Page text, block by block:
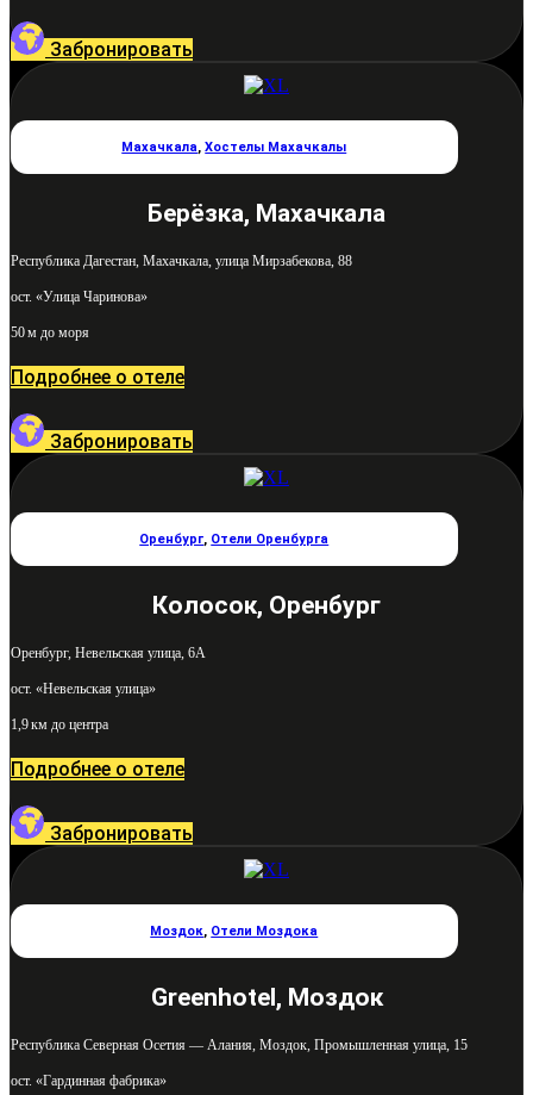
Забронировать
Махачкала,Хостелы Махачкалы
Берёзка, Махачкала
Республика Дагестан, Махачкала, улица Мирзабекова, 88
ост. «Улица Чаринова»
50 м до моря
Подробнее о отеле
Забронировать
Оренбург, Отели Оренбурга
Колосок, Оренбург
Оренбург, Невельская улица, 6А
ост. «Невельская улица»
1,9 км до центра
Подробнее о отеле
Забронировать
Моздок, Отели Моздока
Greenhotel, Моздок
Республика Северная Осетия — Алания, Моздок, Промышленная улица, 15
ост. «Гардинная фабрика»